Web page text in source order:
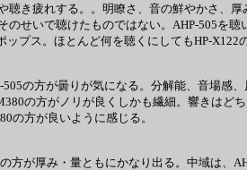
き疲れする。。明瞭さ、音の鮮やかさ、
せいで聴けたものではない。AHP-505を
プス。ほとんど何を聴くにしてもHP-X122
の方が曇りが気になる。分解能、音場
の方がノリが良くしかも繊細。響きは
の方が良いように感じる。
方が厚み・量ともにかなり出る。中域は